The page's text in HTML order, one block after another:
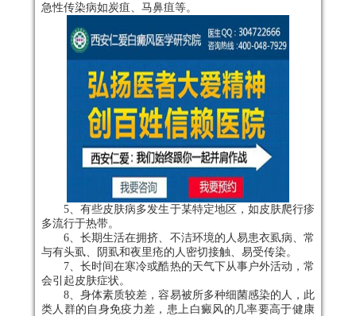
急性传染病如炭疽、马鼻疽等。
5、有些皮肤病多发生于某特定地区，如皮肤爬行疹
多流行于热带。
6、长期生活在拥挤、不洁环境的人易患衣虱病、常
与有头虱、阴虱和夜里疮的人密切接触、易受传染。
7、长时间在寒冷或酷热的天气下从事户外活动，常
会引起皮肤症状。
8、身体素质较差，容易被所多种细菌感染的人，此
类人群的自身免疫力差，患上白癜风的几率要高于健康